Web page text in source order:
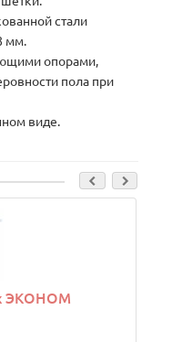
стали
мм.
опорами,
пола при
виде.
ЭКОНОМ